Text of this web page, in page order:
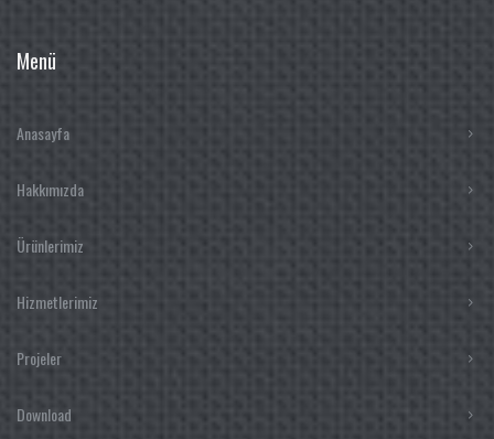
Menü
Anasayfa
Hakkımızda
Ürünlerimiz
Hizmetlerimiz
Projeler
Download